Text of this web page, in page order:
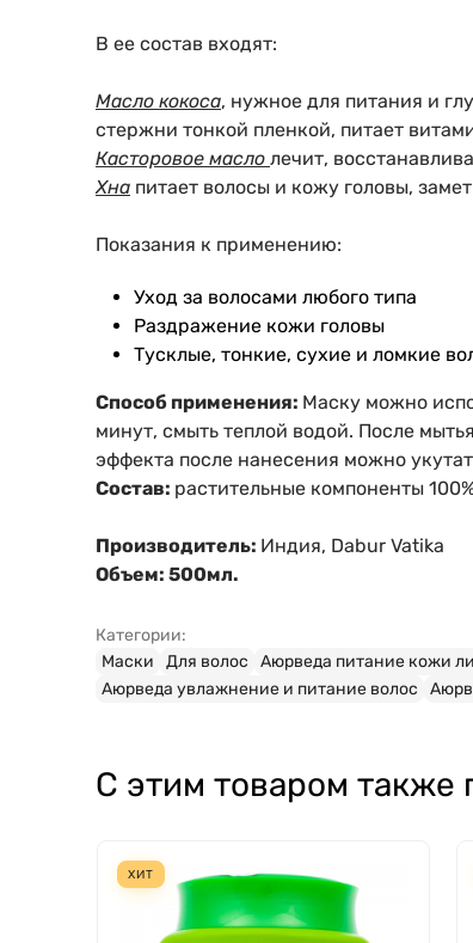
В ее состав входят:
Масло кокоса, нужное для питания и
стержни тонкой пленкой, питает
Касторовое масло лечит,
Хна питает волосы и кожу головы,
Показания к применению:
Уход за волосами любого типа
Раздражение кожи головы
Тусклые, тонкие, сухие и ломкие
Способ применения: Маску можно
минут, смыть теплой водой. После
эффекта после нанесения можно
Состав: растительные компоненты
Производитель: Индия, Dabur Vatika
Объем: 500мл.
Категории:
Маски
Для волос Аюрведа питание кожи
Аюрведа увлажнение и питание волос
С этим товаром также
ХИТ